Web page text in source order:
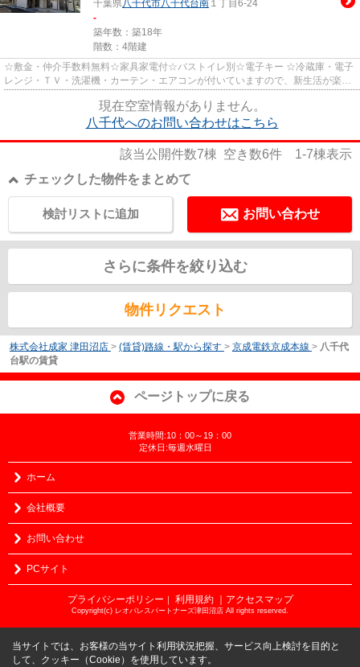
千葉県八千代市八千代台南 １丁目6-24
-
築年数：築18年
階数：4階建
☆敷金・仲介手数料無料☆家具家電付☆バストイレ別☆電子キー ☆冷蔵庫・電子
レンジ・ＴＶ・洗濯機・カーテン・エアコンが付いていますので、新生活が楽に
現在空室情報がありません。
八千代へのお問い合わせはこちら
該当公開件数7棟 空き数6件 1-7棟表示
チェックした物件をまとめて
お問い合わせ
検討リストに追加
さらに条件を絞り込む
物件リクエスト
株式会社成家 津田沼店 > (賃貸)路線・駅から探す > 京成電鉄京成本線 > 八千代
台駅の賃貸
ページトップに戻る
営業時間:10：00～19：00
定休日:毎週水曜日
ホーム
会社概要
お問い合わせ
PCサイト
プライバシーポリシー ｜ 利用規約 ｜アクセスマップ
Copyright(c) レオパレスパートナーズ津田沼店 All rights reserved.
当サイトでは、お客様の当サイト利用状況把握、サービス向上検討を目的と
して、クッキー（Cookie）を使用しています。